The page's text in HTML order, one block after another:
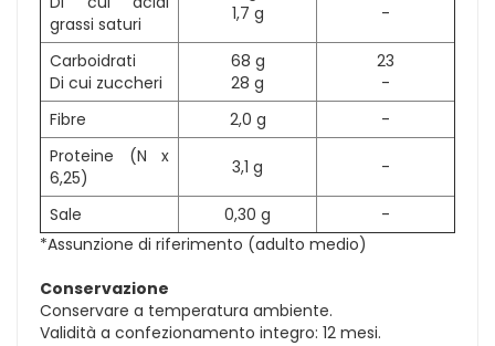
grassi saturi
1,7 g
-
Carboidrati
Di cui zuccheri
68 g
28 g
23
-
Fibre
2,0 g
-
Proteine (N x
6,25)
3,1 g -
Sale 0,30 g
-
*Assunzione di riferimento (adulto medio)
Conservazione
Conservare a temperatura ambiente.
Validità a confezionamento integro: 12 mesi.